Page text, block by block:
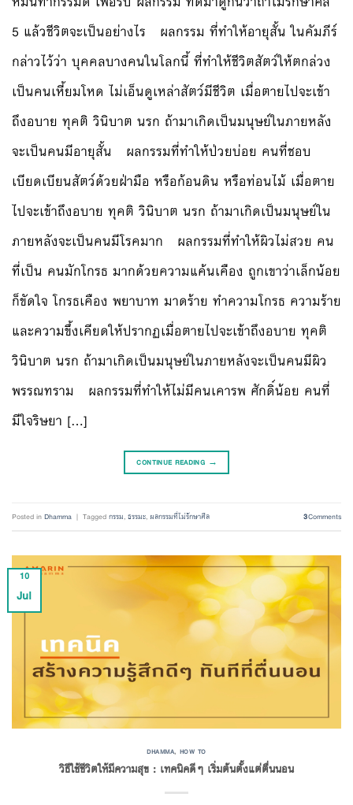
5 แล้วชีวิตจะเป็นอย่างไร ผลกรรม ที่ทำให้อายุสั้น ในคัมภีร์
กล่าวไว้ว่า บุคคลบางคนในโลกนี้ ที่ทำให้ชีวิตสัตว์ให้ตกล่วง
เป็นคนเหี้ยมโหด ไม่เอ็นดูเหล่าสัตว์มีชีวิต เมื่อตายไปจะเข้า
ถึงอบาย ทุคติ วินิบาต นรก ถ้ามาเกิดเป็นมนุษย์ในภายหลัง
จะเป็นคนมีอายุสั้น ผลกรรมที่ทำให้ป่วยบ่อย คนที่ชอบ
เบียดเบียนสัตว์ด้วยฝ่ามือ หรือก้อนดิน หรือท่อนไม้ เมื่อตาย
ไปจะเข้าถึงอบาย ทุคติ วินิบาต นรก ถ้ามาเกิดเป็นมนุษย์ใน
ภายหลังจะเป็นคนมีโรคมาก ผลกรรมที่ทำให้ผิวไม่สวย คน
ที่เป็น คนมักโกรธ มากด้วยความแค้นเคือง ถูกเขาว่าเล็กน้อย
ก็ขัดใจ โกรธเคือง พยาบาท มาดร้าย ทำความโกรธ ความร้าย
และความขึ้งเคียดให้ปรากฏเมื่อตายไปจะเข้าถึงอบาย ทุคติ
วินิบาต นรก ถ้ามาเกิดเป็นมนุษย์ในภายหลังจะเป็นคนมีผิว
พรรณทราม ผลกรรมที่ทำให้ไม่มีคนเคารพ ศักดิ์น้อย คนที่
มีใจริษยา […]
CONTINUE READING →
Posted inDhamma | Taggedกรรม,ธรรมะ, ผลกรรมที่ไม่รักษาศีล 3Comments
10
Jul
DHAMMA, HOW TO
วิธีใช้ชีวิตให้มีความสุข : เทคนิคดีๆ เริ่มต้นตั้งแต่ตื่นนอน